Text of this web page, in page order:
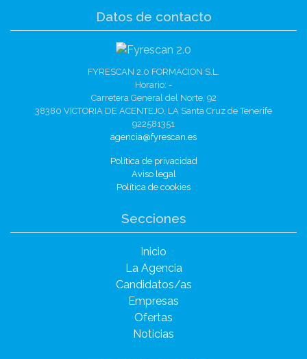
Datos de contacto
FYRESCAN 2.0 FORMACION S.L.
Horario: -
Carretera General del Norte, 92
38380 VICTORIA DE ACENTEJO, LA Santa Cruz de Tenerife
922581351
agencia@fyrescan.es
Política de privacidad
Aviso legal
Política de cookies
Secciones
Inicio
La Agencia
Candidatos/as
Empresas
Ofertas
Noticias